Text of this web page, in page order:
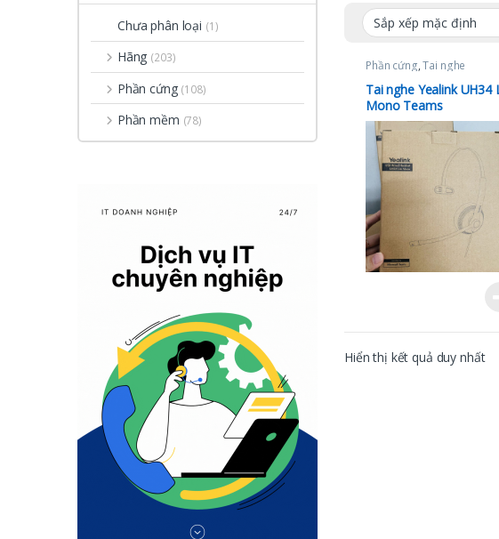
Phần cứng,Tai nghe
Tai nghe Yealink UH34
Mono Teams
Hiển thị kết quả duy nhất
Chưa phân loại (1)
Hãng (203)
Phần cứng (108)
Phần mềm (78)